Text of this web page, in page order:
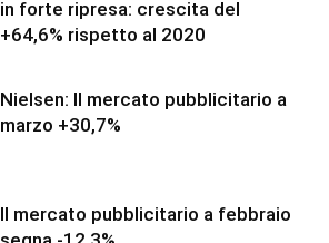
in forte ripresa: crescita del
+64,6% rispetto al 2020
Nielsen: Il mercato pubblicitario a
marzo +30,7%
Il mercato pubblicitario a febbraio